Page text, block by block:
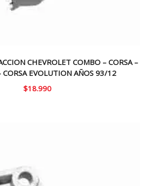
CHEVROLET COMBO – CORSA –
CORSA EVOLUTION AÑOS 93/12
$18.990